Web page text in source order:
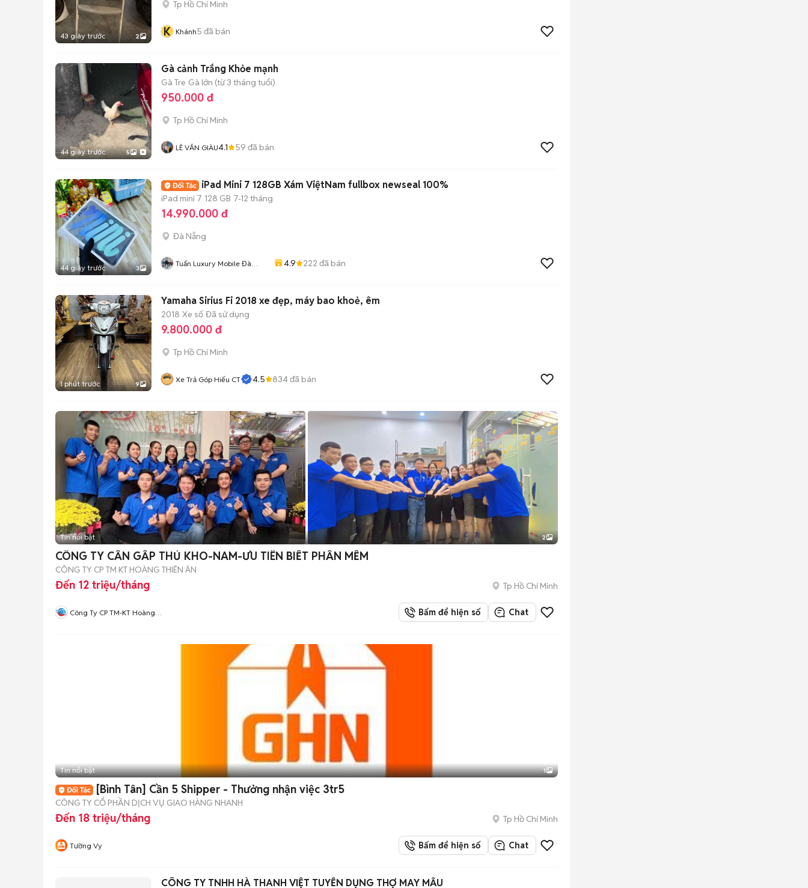
43 giây trước 2
Tp Hồ Chí Minh
K Khánh5 đã bán
44 giây trước 5
Gà cảnh Trắng Khỏe mạnh
Gà Tre Gà lớn (từ 3 tháng tuổi)
950.000 đ
Tp Hồ Chí Minh
LÊ VĂN GIÀU4.1 59 đã bán
44 giây trước 3
iPad Mini 7 128GB Xám ViệtNam fullbox newseal 100%
iPad mini 7 128 GB 7-12 tháng
14.990.000 đ
Đà Nẵng
Tuấn Luxury Mobile Đà
4.9 222 đã bán
1 phút trước 9
Yamaha Sirius Fi 2018 xe đẹp, máy bao khoẻ, êm
2018 Xe số Đã sử dụng
9.800.000 đ
Tp Hồ Chí Minh
Xe Trả Góp Hiếu CT 4.5 834đã bán
Tin nổi bật 2
CÔNG TY CẦN GẤP THỦ KHO-NAM-ƯU TIÊN BIẾT PHẦN MỀM
CÔNG TY CP TM KT HOÀNG THIÊN ÂN
Đến 12 triệu/tháng Tp Hồ Chí Minh
Công Ty CP TM-KT Hoàng
Bấm để hiện số Chat
Tin nổi bật 1
[Bình Tân] Cần 5 Shipper - Thưởng nhận việc 3tr5
CÔNG TY CỔ PHẦN DỊCH VỤ GIAO HÀNG NHANH
Đến 18 triệu/tháng Tp Hồ Chí Minh
Tường Vy Bấm để hiện số Chat
CÔNG TY TNHH HÀ THANH VIỆT TUYỂN DỤNG THỢ MAY MẪU